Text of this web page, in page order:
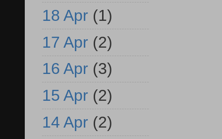
18 Apr (1)
17 Apr (2)
16 Apr (3)
15 Apr (2)
14 Apr (2)